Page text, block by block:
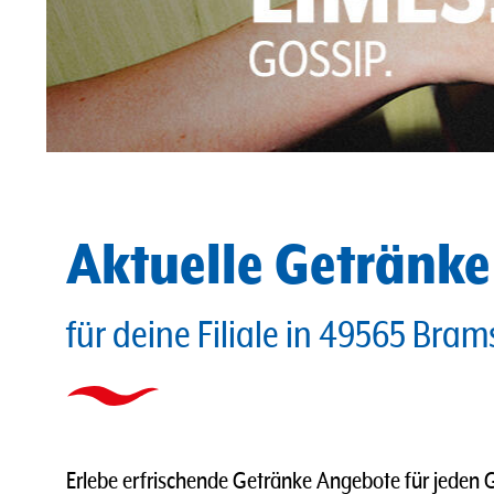
Aktuelle
für deine Filiale in 49565
Erlebe erfrischende Getränke Angebote für jeden